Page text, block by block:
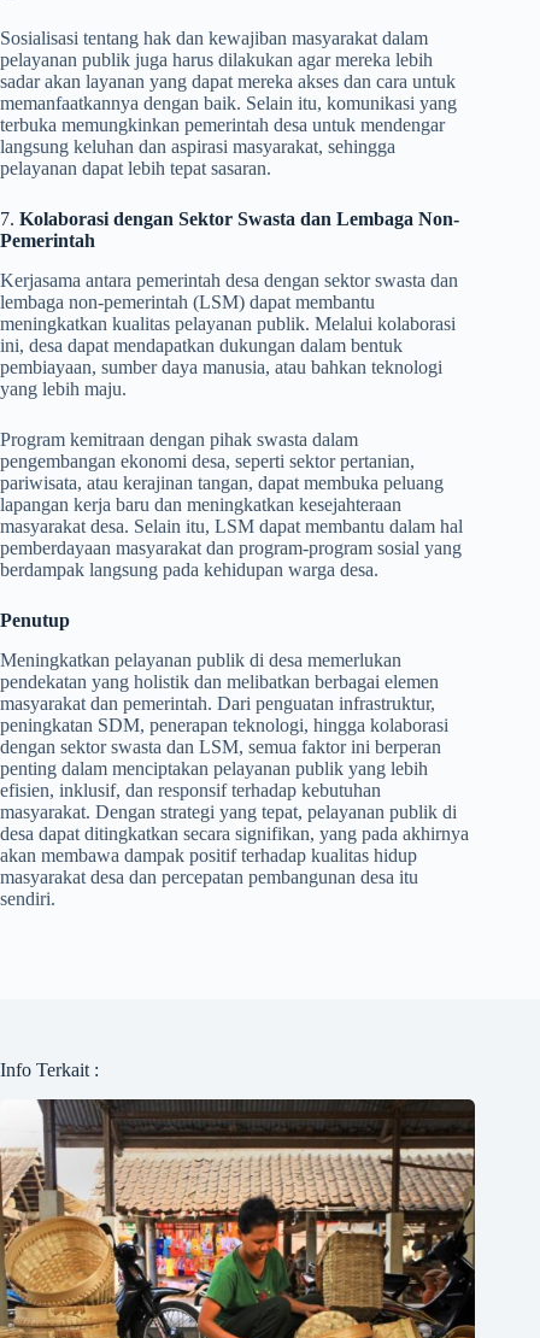
Sosialisasi tentang hak dan kewajiban masyarakat dalam
pelayanan publik juga harus dilakukan agar mereka lebih
sadar akan layanan yang dapat mereka akses dan cara untuk
memanfaatkannya dengan baik. Selain itu, komunikasi yang
terbuka memungkinkan pemerintah desa untuk mendengar
langsung keluhan dan aspirasi masyarakat, sehingga
pelayanan dapat lebih tepat sasaran.
7. Kolaborasi dengan Sektor Swasta dan Lembaga Non-
Pemerintah
Kerjasama antara pemerintah desa dengan sektor swasta dan
lembaga non-pemerintah (LSM) dapat membantu
meningkatkan kualitas pelayanan publik. Melalui kolaborasi
ini, desa dapat mendapatkan dukungan dalam bentuk
pembiayaan, sumber daya manusia, atau bahkan teknologi
yang lebih maju.
Program kemitraan dengan pihak swasta dalam
pengembangan ekonomi desa, seperti sektor pertanian,
pariwisata, atau kerajinan tangan, dapat membuka peluang
lapangan kerja baru dan meningkatkan kesejahteraan
masyarakat desa. Selain itu, LSM dapat membantu dalam hal
pemberdayaan masyarakat dan program-program sosial yang
berdampak langsung pada kehidupan warga desa.
Penutup
Meningkatkan pelayanan publik di desa memerlukan
pendekatan yang holistik dan melibatkan berbagai elemen
masyarakat dan pemerintah. Dari penguatan infrastruktur,
peningkatan SDM, penerapan teknologi, hingga kolaborasi
dengan sektor swasta dan LSM, semua faktor ini berperan
penting dalam menciptakan pelayanan publik yang lebih
efisien, inklusif, dan responsif terhadap kebutuhan
masyarakat. Dengan strategi yang tepat, pelayanan publik di
desa dapat ditingkatkan secara signifikan, yang pada akhirnya
akan membawa dampak positif terhadap kualitas hidup
masyarakat desa dan percepatan pembangunan desa itu
sendiri.
Info Terkait :